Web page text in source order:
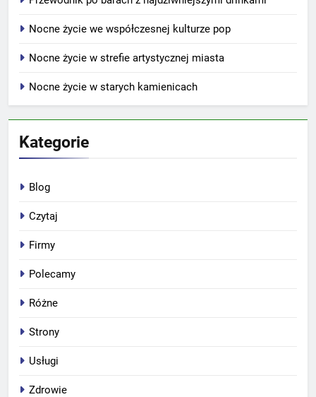
Nocne życie we współczesnej kulturze pop
Nocne życie w strefie artystycznej miasta
Nocne życie w starych kamienicach
Kategorie
Blog
Czytaj
Firmy
Polecamy
Różne
Strony
Usługi
Zdrowie